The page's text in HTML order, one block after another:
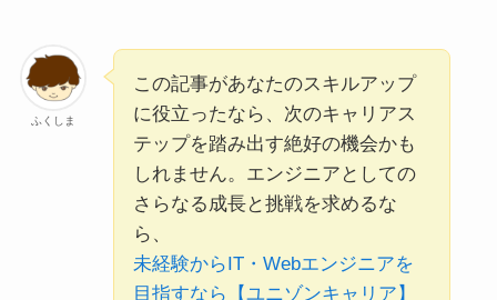
ふくしま
この記事があなたのスキルアップ
に役立ったなら、次のキャリアス
テップを踏み出す絶好の機会かも
しれません。エンジニアとしての
さらなる成長と挑戦を求めるな
ら、
未経験からIT・Webエンジニアを
目指すなら【ユニゾンキャリア】